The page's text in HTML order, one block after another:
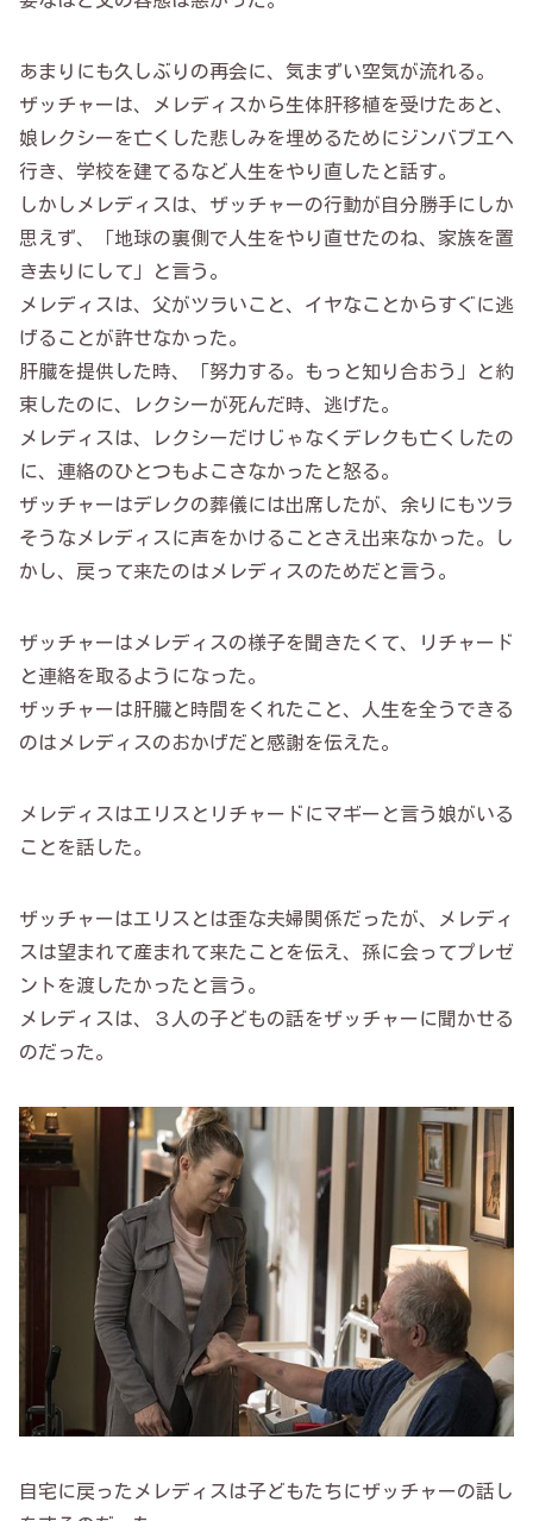
あまりにも久しぶりの再会に、気まずい空気が流れる。
ザッチャーは、メレディスから生体肝移植を受けたあと、
娘レクシーを亡くした悲しみを埋めるためにジンバブエへ
行き、学校を建てるなど人生をやり直したと話す。
しかしメレディスは、ザッチャーの行動が自分勝手にしか
思えず、「地球の裏側で人生をやり直せたのね、家族を置
き去りにして」と言う。
メレディスは、父がツラいこと、イヤなことからすぐに逃
げることが許せなかった。
肝臓を提供した時、「努力する。もっと知り合おう」と約
束したのに、レクシーが死んだ時、逃げた。
メレディスは、レクシーだけじゃなくデレクも亡くしたの
に、連絡のひとつもよこさなかったと怒る。
ザッチャーはデレクの葬儀には出席したが、余りにもツラ
そうなメレディスに声をかけることさえ出来なかった。し
かし、戻って来たのはメレディスのためだと言う。
ザッチャーはメレディスの様子を聞きたくて、リチャード
と連絡を取るようになった。
ザッチャーは肝臓と時間をくれたこと、人生を全うできる
のはメレディスのおかげだと感謝を伝えた。
メレディスはエリスとリチャードにマギーと言う娘がいる
ことを話した。
ザッチャーはエリスとは歪な夫婦関係だったが、メレディ
スは望まれて産まれて来たことを伝え、孫に会ってプレゼ
ントを渡したかったと言う。
メレディスは、３人の子どもの話をザッチャーに聞かせる
のだった。
自宅に戻ったメレディスは子どもたちにザッチャーの話し